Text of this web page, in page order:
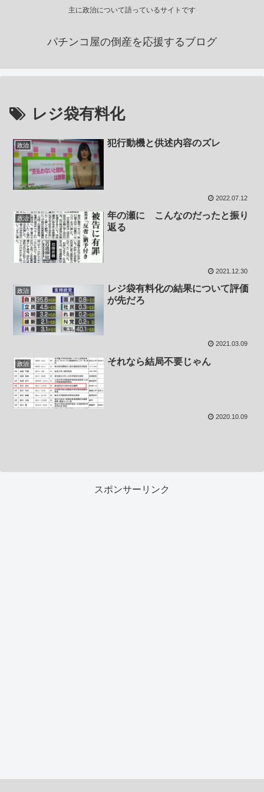
主に政治について語っているサイトです
パチンコ屋の倒産を応援するブログ
レジ袋有料化
政治 犯行動機と供述内容のズレ
2022.07.12
政治
年の瀬に こんなのだったと振り
返る
2021.12.30
政治
レジ袋有料化の結果について評価
が先だろ
2021.03.09
政治 それなら結局不要じゃん
2020.10.09
スポンサーリンク